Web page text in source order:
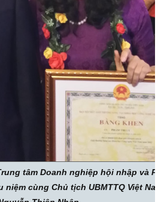
tâm Doanh nghiệp hội nhập và
niệm cùng Chủ tịch UBMTTQ Việt